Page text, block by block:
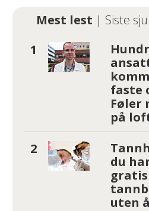
Mest lest | Siste
faste
Føler
på
du
gratis
uten